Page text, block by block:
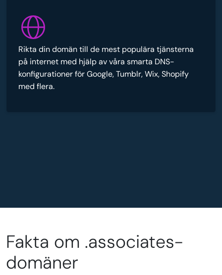
Rikta din domän till de mest populära tjänsterna
på internet med hjälp av våra smarta DNS-
konfigurationer för Google, Tumblr, Wix, Shopify
med flera.
Fakta om .associates-
domäner